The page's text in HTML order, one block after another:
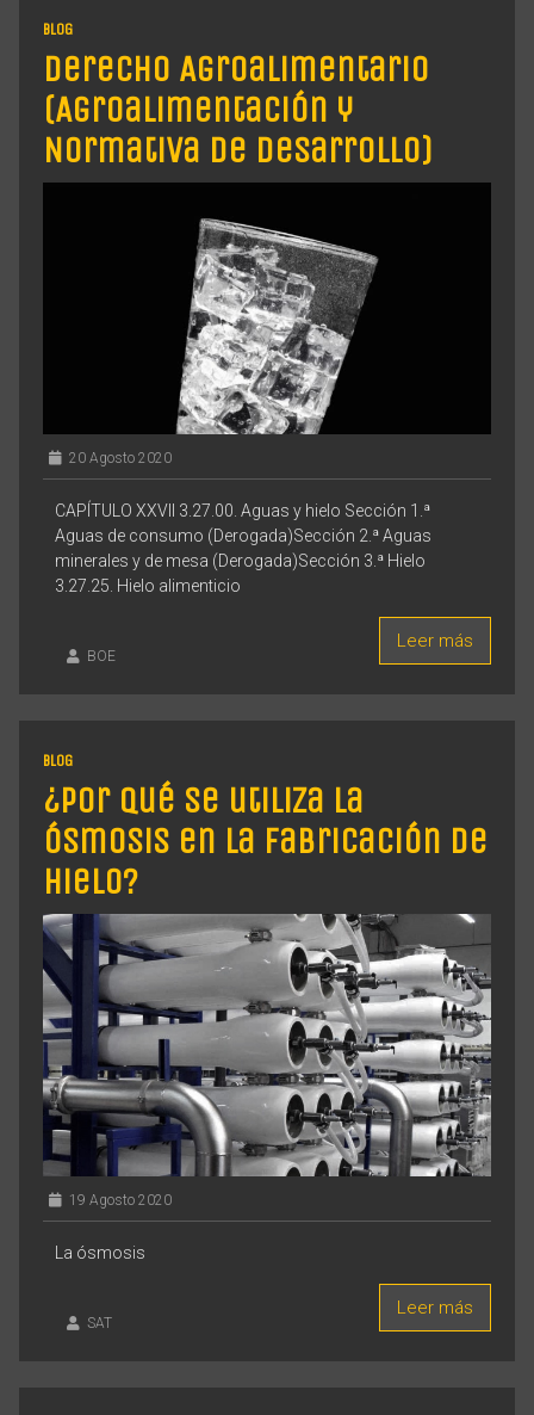
Derecho Agroalimentario
(Agroalimentación y
Normativa de Desarrollo)
BLOG
BOE
20 Agosto 2020
CAPÍTULO XXVII 3.27.00. Aguas y hielo Sección 1.ª
Aguas de consumo (Derogada)Sección 2.ª Aguas
minerales y de mesa (Derogada)Sección 3.ª Hielo
3.27.25. Hielo alimenticio
Leer más
¿Por qué se utiliza la
ósmosis en la fabricación de
hielo?
BLOG
SAT
19 Agosto 2020
La ósmosis
Leer más